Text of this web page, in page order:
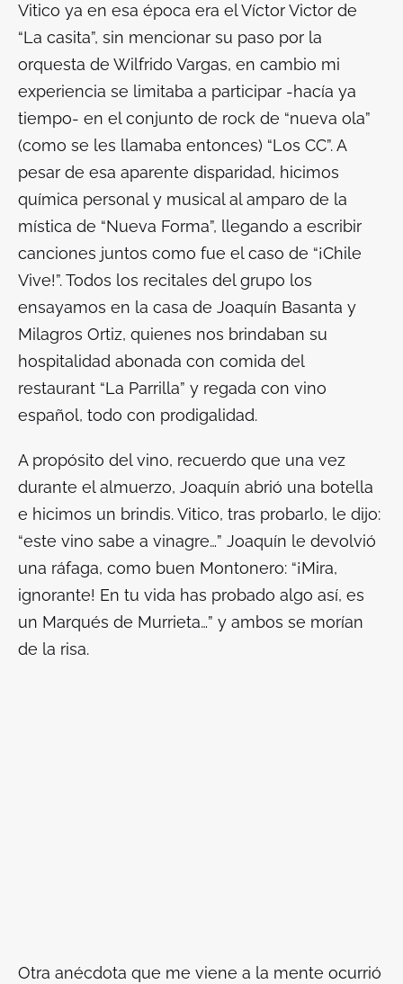
Vitico ya en esa época era el Víctor Victor de
“La casita”, sin mencionar su paso por la
orquesta de Wilfrido Vargas, en cambio mi
experiencia se limitaba a participar -hacía ya
tiempo- en el conjunto de rock de “nueva ola”
(como se les llamaba entonces) “Los CC”. A
pesar de esa aparente disparidad, hicimos
química personal y musical al amparo de la
mística de “Nueva Forma”, llegando a escribir
canciones juntos como fue el caso de “¡Chile
Vive!”. Todos los recitales del grupo los
ensayamos en la casa de Joaquín Basanta y
Milagros Ortiz, quienes nos brindaban su
hospitalidad abonada con comida del
restaurant “La Parrilla” y regada con vino
español, todo con prodigalidad.
A propósito del vino, recuerdo que una vez
durante el almuerzo, Joaquín abrió una botella
e hicimos un brindis. Vitico, tras probarlo, le dijo:
“este vino sabe a vinagre…” Joaquín le devolvió
una ráfaga, como buen Montonero: “¡Mira,
ignorante! En tu vida has probado algo así, es
un Marqués de Murrieta…” y ambos se morían
de la risa.
Otra anécdota que me viene a la mente ocurrió